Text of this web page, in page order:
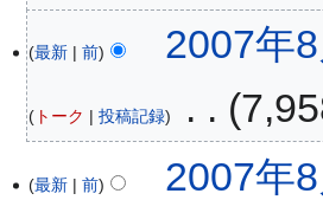
最新 前 2007年
トーク 投稿記録
最新 前 2007年